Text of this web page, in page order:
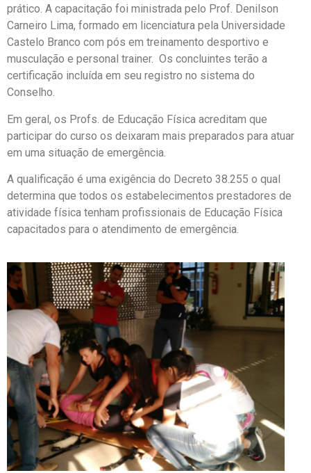
prático. A capacitação foi ministrada pelo Prof. Denilson
Carneiro Lima, formado em licenciatura pela Universidade
Castelo Branco com pós em treinamento desportivo e
musculação e personal trainer. Os concluintes terão a
certificação incluída em seu registro no sistema do
Conselho.
Em geral, os Profs. de Educação Física acreditam que
participar do curso os deixaram mais preparados para atuar
em uma situação de emergência.
A qualificação é uma exigência do Decreto 38.255 o qual
determina que todos os estabelecimentos prestadores de
atividade física tenham profissionais de Educação Física
capacitados para o atendimento de emergência.